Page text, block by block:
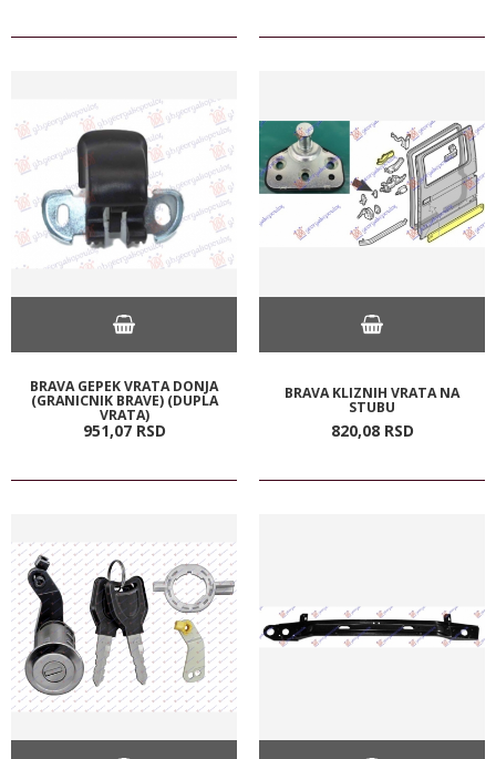
BRAVA GEPEK VRATA DONJA
(GRANICNIK BRAVE) (DUPLA
VRATA)
951,07 RSD
BRAVA KLIZNIH VRATA NA
STUBU
820,08 RSD